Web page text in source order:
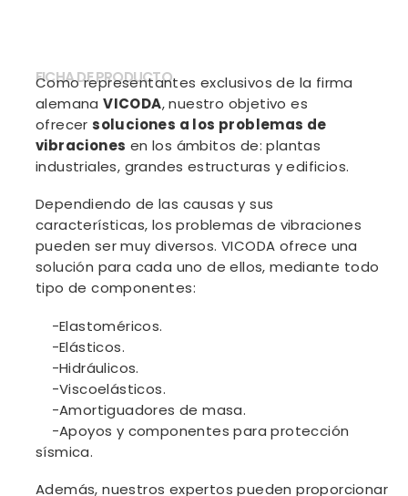
FICHA DE PRODUCTO
Como representantes exclusivos de la firma
alemanaVICODA, nuestro objetivo es
ofrecersoluciones a los problemas de
vibraciones en los ámbitos de: plantas
industriales, grandes estructuras y edificios.
Dependiendo de las causas y sus
características, los problemas de vibraciones
pueden ser muy diversos. VICODA ofrece una
solución para cada uno de ellos, mediante todo
tipo de componentes:
-Elastoméricos.
-Elásticos.
-Hidráulicos.
-Viscoelásticos.
-Amortiguadores de masa.
-Apoyos y componentes para protección
sísmica.
Además, nuestros expertos pueden proporcionar